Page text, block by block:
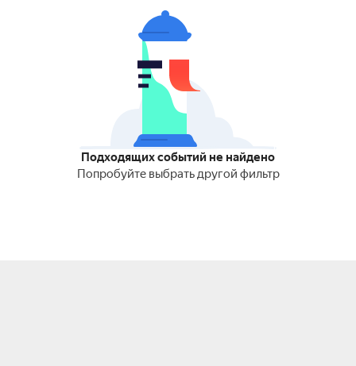
Подходящих событий не найдено
Попробуйте выбрать другой фильтр